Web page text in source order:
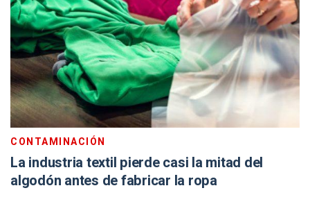
CONTAMINACIÓN
La industria textil pierde casi la mitad del
algodón antes de fabricar la ropa